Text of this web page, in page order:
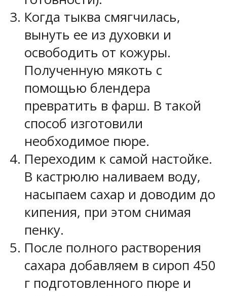
Когда тыква смягчилась,
вынуть ее из духовки и
освободить от кожуры.
Полученную мякоть с
помощью блендера
превратить в фарш. В такой
способ изготовили
необходимое пюре.
Переходим к самой настойке.
В кастрюлю наливаем воду,
насыпаем сахар и доводим до
кипения, при этом снимая
пенку.
После полного растворения
сахара добавляем в сироп 450
г подготовленного пюре и